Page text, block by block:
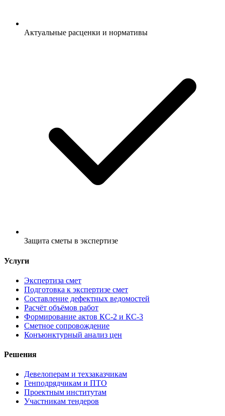
Актуальные расценки и нормативы
Защита сметы в экспертизе
Услуги
Экспертиза смет
Подготовка к экспертизе смет
Составление дефектных ведомостей
Расчёт объёмов работ
Формирование актов КС-2 и КС-3
Сметное сопровождение
Конъюнктурный анализ цен
Решения
Девелоперам и техзаказчикам
Генподрядчикам и ПТО
Проектным институтам
Участникам тендеров